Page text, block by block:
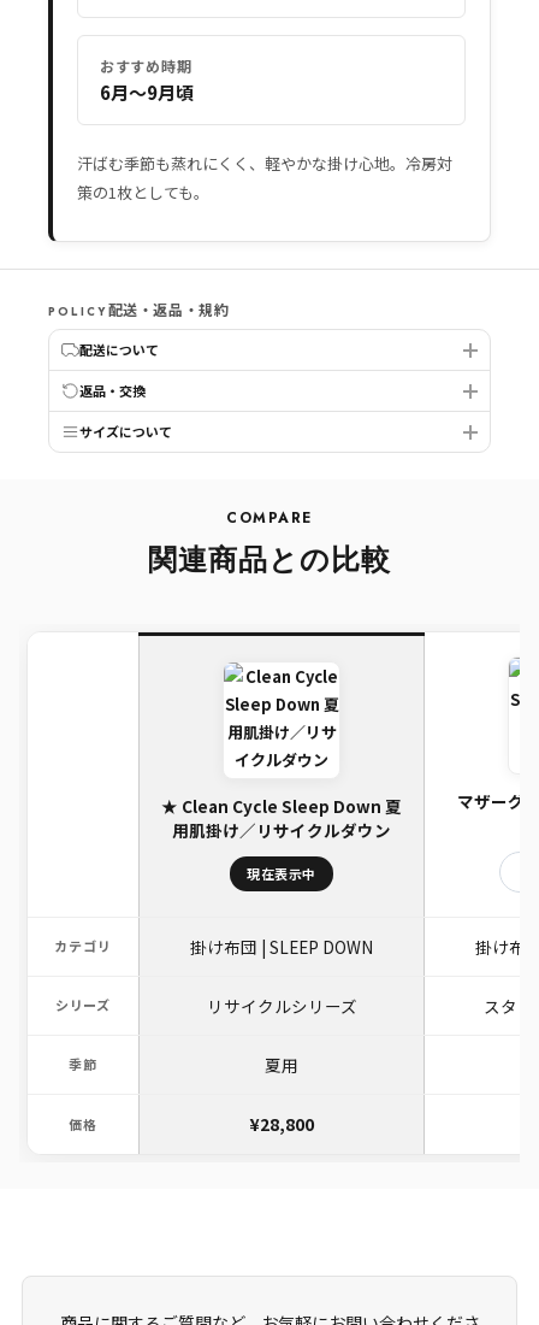
おすすめ時期
6月〜9月頃
汗ばむ季節も蒸れにくく、軽やかな掛け心地。冷房対
策の1枚としても。
POLICY配送・返品・規約
配送について
返品・交換
サイズについて
COMPARE
関連商品との比較
★ Clean Cycle Sleep Down 夏
用肌掛け／リサイクルダウン
現在表示中
マザーグ
カテゴリ 掛け布団 | SLEEP DOWN 掛け布
シリーズ リサイクルシリーズ スタ
季節 夏用
価格 ¥28,800